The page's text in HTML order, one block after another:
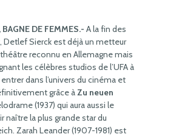
BAGNE DE FEMMES.- A la fin des
Detlef Sierck est déjà un metteur
reconnu en Allemagne mais
les célèbres studios de l’UFA à
entrer dans l’univers du cinéma et
grâce àZu neuen
(1937) qui aura aussi le
naître la plus grande star du
Zarah Leander (1907-1981) est